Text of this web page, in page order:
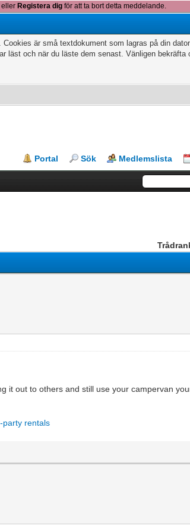
eller Registera dig för att ta bort detta meddelande.
är små textdokument som lagras på din
och när du läste dem senast. Vänligen bekräfta
Portal Sök Medlemslista
it out to others and still use your campervan
party rentals